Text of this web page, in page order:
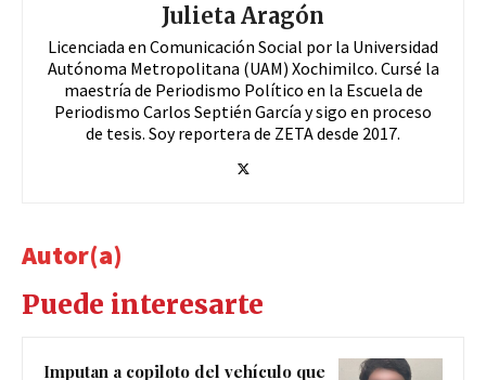
Julieta Aragón
Licenciada en Comunicación Social por la Universidad
Autónoma Metropolitana (UAM) Xochimilco. Cursé la
maestría de Periodismo Político en la Escuela de
Periodismo Carlos Septién García y sigo en proceso
de tesis. Soy reportera de ZETA desde 2017.
Autor(a)
Puede interesarte
Imputan a copiloto del vehículo que